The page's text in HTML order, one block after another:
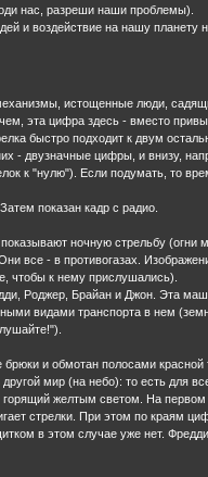
нас, разреши наши проблемы).
и воздействие на нашу планету
истощенные люди,
эта цифра здесь - вместо
быстро подходит к двум
- двузначные цифры, и внизу,
к "нулю"). Если подумать, то
показан кадр с радио.
ночную стрельбу (огни
все - в противогазах.
чтобы к нему прислушались).
Роджер, Брайан и Джон. Эта
видами транспорта в нем
и обмотан полосами
мир (на небо): то есть для
желтым светом. На первом
стрелки. При этом по краям
в этом случае уже нет.